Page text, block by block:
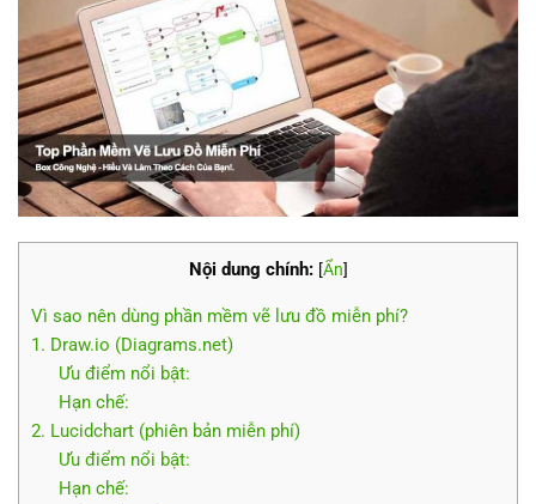
Nội dung chính: [Ẩn]
Vì sao nên dùng phần mềm vẽ lưu đồ miễn phí?
1. Draw.io (Diagrams.net)
Ưu điểm nổi bật:
Hạn chế:
2. Lucidchart (phiên bản miễn phí)
Ưu điểm nổi bật:
Hạn chế: